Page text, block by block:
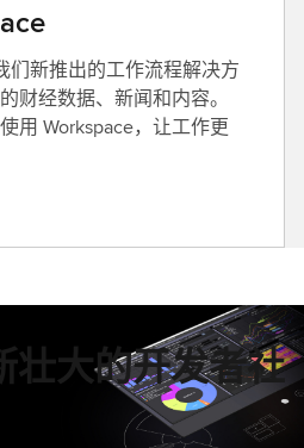
们新推出的工作流程解决方
财经数据、新闻和内容。
用 Workspace，让工作更
壮大的开发者社